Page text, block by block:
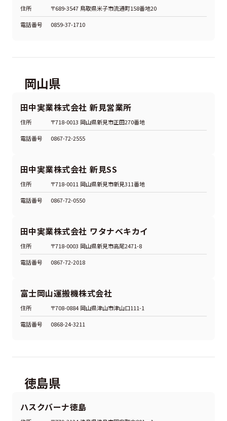
住所
〒689-3547 鳥取県米子市流通町158番地20
電話番号
0859-37-1710
岡山県
田中実業株式会社 新見営業所
住所
〒718-0013 岡山県新見市正田270番地
電話番号
0867-72-2555
田中実業株式会社 新見SS
住所
〒718-0011 岡山県新見市新見311番地
電話番号
0867-72-0550
田中実業株式会社 ワタナベキカイ
住所
〒718-0003 岡山県新見市高尾2471-8
電話番号
0867-72-2018
富士岡山運搬機株式会社
住所
〒708-0884 岡山県津山市津山口111-1
電話番号
0868-24-3211
徳島県
ハスクバーナ徳島